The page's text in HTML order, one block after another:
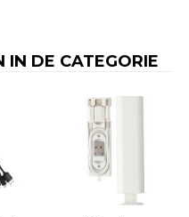
IN DE CATEGORIE